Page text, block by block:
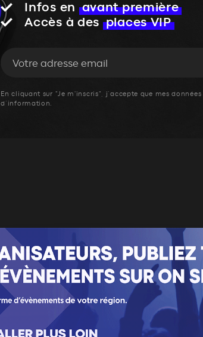
Infos en avant première
Accès à des places VIP
En cliquant sur "Je m'inscris", j’accepte que mes
d’information.